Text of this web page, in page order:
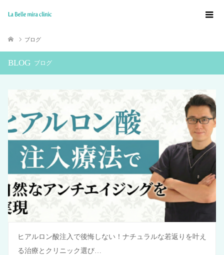
ブログ
BLOG ブログ
ヒアルロン酸注入で後悔しない！ナチュラルな若返りを叶え
る治療とクリニック選び…